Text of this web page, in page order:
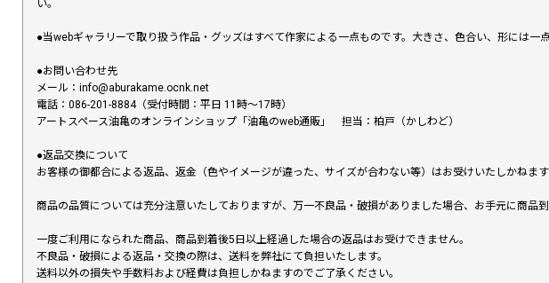
い。
●当webギャラリーで取り扱う作品・グッズはすべて作家による一点ものです。大きさ、色合い、形には一
●お問い合わせ先
メール：info@aburakame.ocnk.net
電話：086-201-8884（受付時間：平日 11時〜17時）
アートスペース油亀のオンラインショップ「油亀のweb通販」 担当：柏戸（かしわど）
●返品交換について
お客様の御都合による返品、返金（色やイメージが違った、サイズが合わない等）はお受けいたしかねます
商品の品質については充分注意いたしておりますが、万一不良品・破損がありました場合、お手元に商品
一度ご利用になられた商品、商品到着後5日以上経過した場合の返品はお受けできません。
不良品・破損による返品・交換の際は、送料を弊社にて負担いたします。
送料以外の損失や手数料および経費は負担しかねますのでご了承ください。